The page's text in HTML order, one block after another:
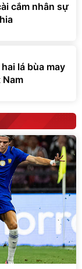
cắm nhân sự
lá bùa may
Nam